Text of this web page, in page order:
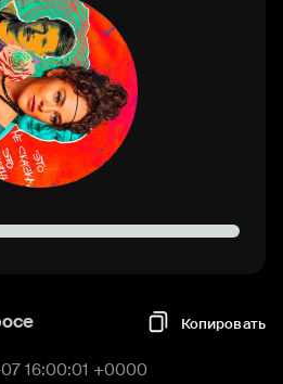
Копировать
16:00:01 +0000